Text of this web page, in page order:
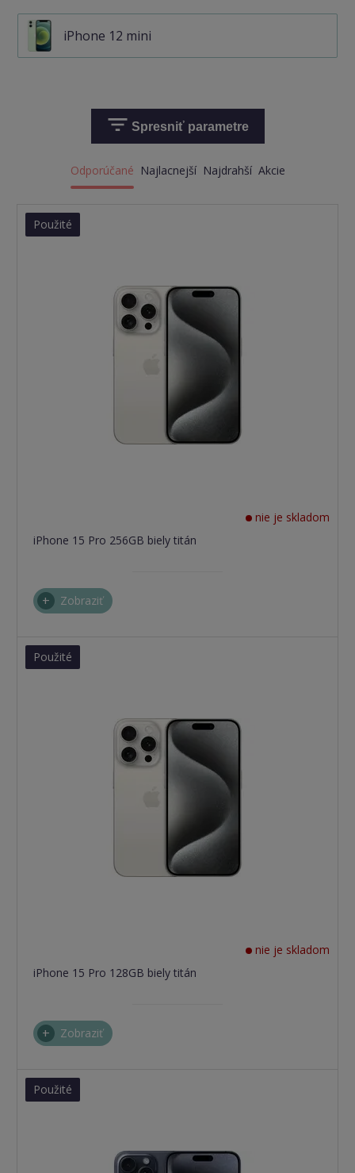
iPhone 12 mini
Spresniť parametre
Odporúčané Najlacnejší Najdrahší Akcie
Použité
nie je skladom
iPhone 15 Pro 256GB biely titán
Zobraziť
Použité
nie je skladom
iPhone 15 Pro 128GB biely titán
Zobraziť
Použité